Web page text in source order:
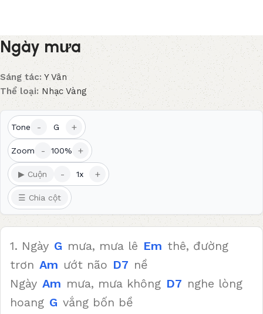
Ngày mưa
Sáng tác: Y Vân
Thể loại: Nhạc Vàng
Tone - G +
Zoom - 100% +
▶ Cuộn - 1x +
☰ Chia cột
1. Ngày G mưa, mưa lê Em thê, đường
trơn Am ướt não D7 nề
Ngày Am mưa, mưa không D7 nghe lòng
hoang G vắng bốn bề